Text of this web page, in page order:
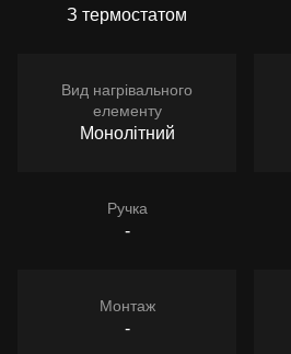
З термостатом
Вид нагрівального
елементу
Монолітний
Ручка
-
Монтаж
-